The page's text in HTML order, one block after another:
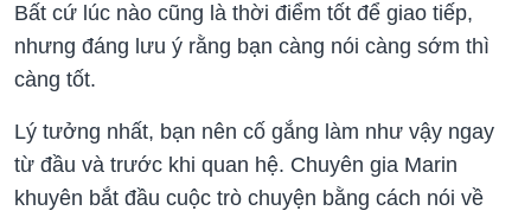
Bất cứ lúc nào cũng là thời điểm tốt để giao tiếp,
nhưng đáng lưu ý rằng bạn càng nói càng sớm thì
càng tốt.
Lý tưởng nhất, bạn nên cố gắng làm như vậy ngay
từ đầu và trước khi quan hệ. Chuyên gia Marin
khuyên bắt đầu cuộc trò chuyện bằng cách nói về